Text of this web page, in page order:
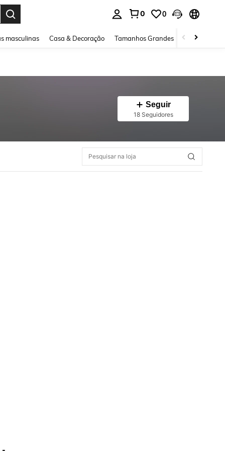
0 0
masculinas Casa & Decoração Tamanhos Grandes Joias e
Seguir
18 Seguidores